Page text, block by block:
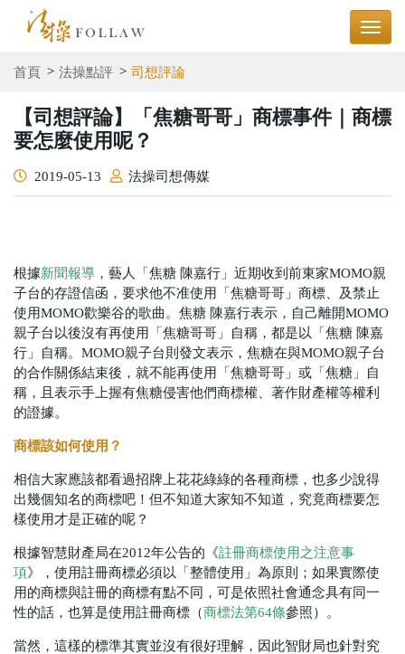
首頁 法操點評 司想評論
【司想評論】「焦糖哥哥」商標事件｜商標
要怎麼使用呢？
2019-05-13 法操司想傳媒
根據新聞報導 ，藝人「焦糖 陳嘉行」近期收到前東家MOMO親
子台的存證信函，要求他不准使用「焦糖哥哥」商標、及禁止
使用MOMO歡樂谷的歌曲。焦糖 陳嘉行表示，自己離開MOMO
親子台以後沒有再使用「焦糖哥哥」自稱，都是以「焦糖 陳嘉
行」自稱。MOMO親子台則發文表示，焦糖在與MOMO親子台
的合作關係結束後，就不能再使用「焦糖哥哥」或「焦糖」自
稱，且表示手上握有焦糖侵害他們商標權、著作財產權等權利
的證據。
商標該如何使用？
相信大家應該都看過招牌上花花綠綠的各種商標，也多少說得
出幾個知名的商標吧！但不知道大家知不知道，究竟商標要怎
樣使用才是正確的呢？
根據智慧財產局在2012年公告的《註冊商標使用之注意事
項》，使用註冊商標必須以「整體使用」為原則；如果實際使
用的商標與註冊的商標有點不同，可是依照社會通念具有同一
性的話，也算是使用註冊商標（商標法第64條參照）。
當然，這樣的標準其實並沒有很好理解，因此智財局也針對究